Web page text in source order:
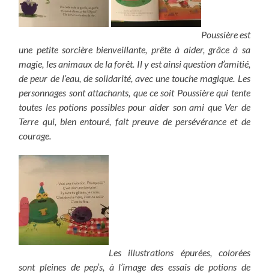
Poussière est
une petite sorcière bienveillante, prête à aider, grâce à sa
magie, les animaux de la forêt. Il y est ainsi question d’amitié,
de peur de l’eau, de solidarité, avec une touche magique. Les
personnages sont attachants, que ce soit Poussière qui tente
toutes les potions possibles pour aider son ami que Ver de
Terre qui, bien entouré, fait preuve de persévérance et de
courage.
Les illustrations épurées, colorées
sont pleines de pep’s, à l’image des essais de potions de